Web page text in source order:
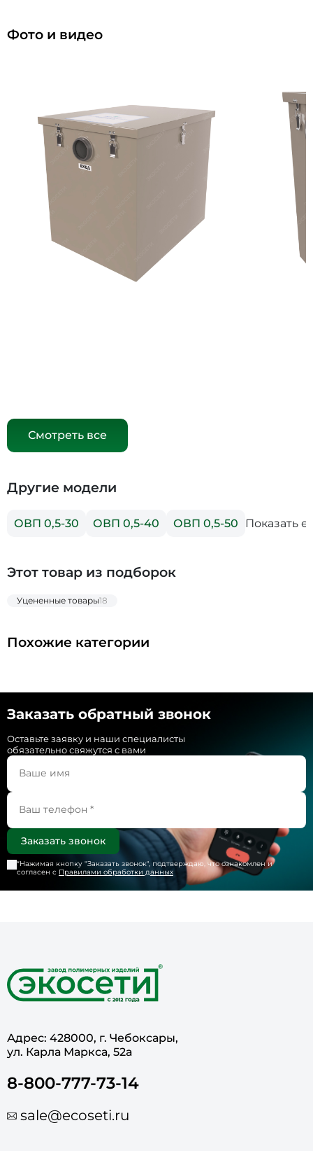
Фото и видео
Смотреть все
Другие модели
ОВП 0,5-30 ОВП 0,5-40 ОВП 0,5-50 Показать
Этот товар из подборок
Уцененные товары18
Похожие категории
Заказать обратный звонок
Оставьте заявку и наши специалисты
обязательно свяжутся с вами
*Нажимая кнопку "Заказать звонок", подтверждаю, что ознакомлен и
согласен с Правилами обработки данных
Адрес: 428000, г. Чебоксары,
ул. Карла Маркса, 52а
8-800-777-73-14
sale@ecoseti.ru